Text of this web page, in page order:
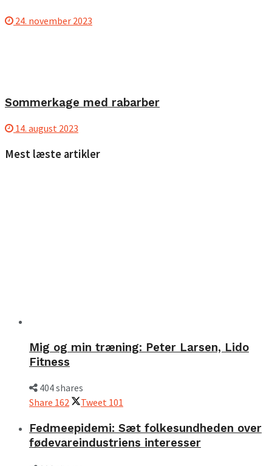
24. november 2023
Sommerkage med rabarber
14. august 2023
Mest læste artikler
Mig og min træning: Peter Larsen, Lido
Fitness
404 shares
Share 162 Tweet 101
Fedmeepidemi: Sæt folkesundheden over
fødevareindustriens interesser